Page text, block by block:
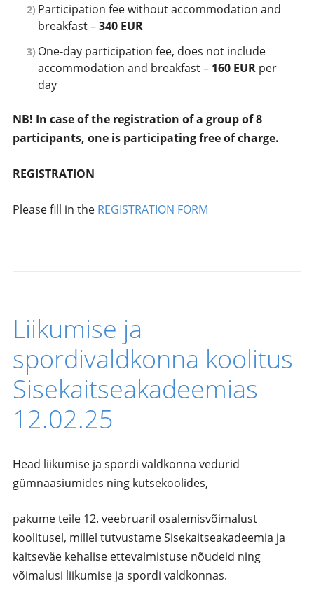
Participation fee without accommodation and
breakfast –340 EUR
One-day participation fee, does not include
accommodation and breakfast – 160 EURper
day
NB! In case of the registration of a group of 8
participants, one is participating free of charge.
REGISTRATION
Please fill in the REGISTRATION FORM
Liikumise ja
spordivaldkonna koolitus
Sisekaitseakadeemias
12.02.25
Head liikumise ja spordi valdkonna vedurid
gümnaasiumides ning kutsekoolides,
pakume teile 12. veebruaril osalemisvõimalust
koolitusel, millel tutvustame Sisekaitseakadeemia ja
kaitseväe kehalise ettevalmistuse nõudeid ning
võimalusi liikumise ja spordi valdkonnas.